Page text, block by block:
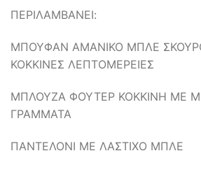
ΠΕΡΙΛΑΜΒΑΝΕΙ:
ΜΠΟΥΦΑΝ ΑΜΑΝΙΚΟ ΜΠΛΕ
ΚΟΚΚΙΝΕΣ ΛΕΠΤΟΜΕΡΕΙΕΣ
ΜΠΛΟΥΖΑ ΦΟΥΤΕΡ ΚΟΚΚΙΝΗ ΜΕ
ΓΡΑΜΜΑΤΑ
ΠΑΝΤΕΛΟΝΙ ΜΕ ΛΑΣΤΙΧΟ ΜΠΛΕ